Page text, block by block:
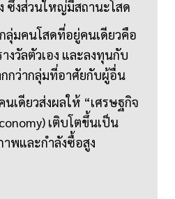
ซึ่งส่วนใหญ่มีสถานะโสด
ลุ่มคนโสดที่อยู่คนเดียวคือ
งวัลตัวเอง และลงทุนกับ
กว่ากลุ่มที่อาศัยกับผู้อื่น
เดียวส่งผลให้ “เศรษฐกิจ
เติบโตขึ้นเป็น
พและกำลังซื้อสูง